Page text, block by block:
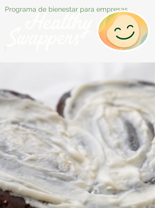
Programa de bienestar para empresas